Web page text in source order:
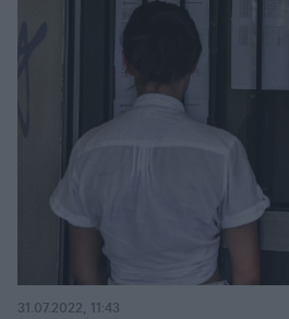
31.07.2022, 11:43